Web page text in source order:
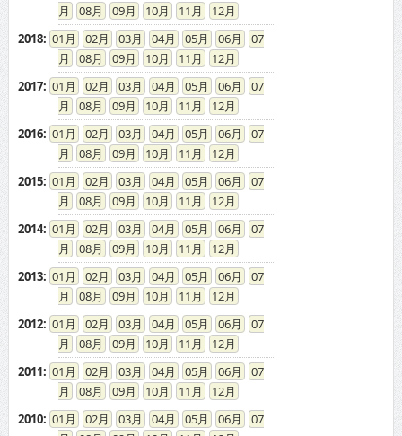
08
09 10 11
12
2018: 01 02 03 04 05 06
07
08
09 10 11
12
2017: 01 02 03 04 05 06
07
08
09 10 11
12
2016: 01 02 03 04 05 06
07
08
09 10 11
12
2015: 01 02 03 04 05 06
07
08
09 10 11
12
2014: 01 02 03 04 05 06
07
08
09 10 11
12
2013: 01 02 03 04 05 06
07
08
09 10 11
12
2012: 01 02 03 04 05 06
07
08
09 10 11
12
2011: 01 02 03 04 05 06
07
08
09 10 11
12
2010: 01 02 03 04 05 06
07